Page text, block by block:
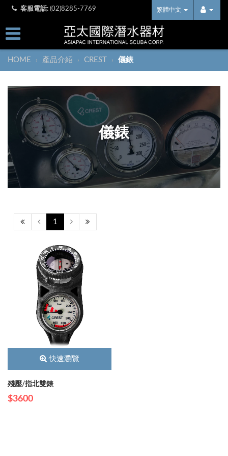
客服電話: (02)8285-7769 繁體中文
HOME › 產品介紹 › CREST › 儀錶
儀錶
1
快速瀏覽
殘壓/指北雙錶
$3600